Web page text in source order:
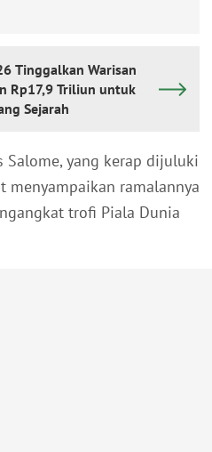
Tinggalkan Warisan
Rp17,9 Triliun untuk
Sejarah
Salome, yang kerap dijuluki
menyampaikan ramalannya
trofi Piala Dunia